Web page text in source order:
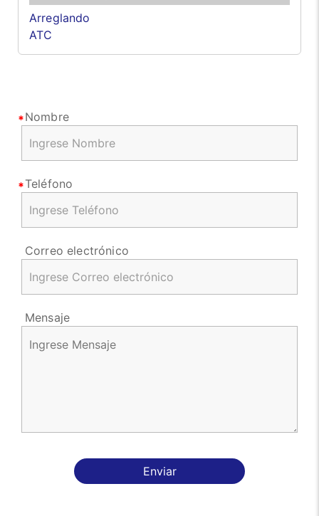
Arreglando
ATC
Nombre
Teléfono
Correo electrónico
Mensaje
Enviar